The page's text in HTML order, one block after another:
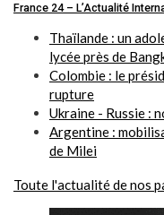
France 24 – L’Actualité
Thaïlande : un
lycée près de
Colombie : le
rupture
Ukraine - Russie :
Argentine :
de Milei
Toute l'actualité de nos